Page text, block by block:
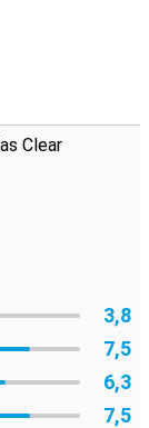
Gehard glas,
vuil en
voorkomt
Clear
3,8
7,5
6,3
7,5